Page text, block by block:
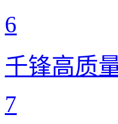
6
千锋高质
7